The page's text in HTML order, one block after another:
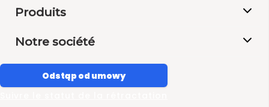
Produits
Notre société
Odstąp od umowy